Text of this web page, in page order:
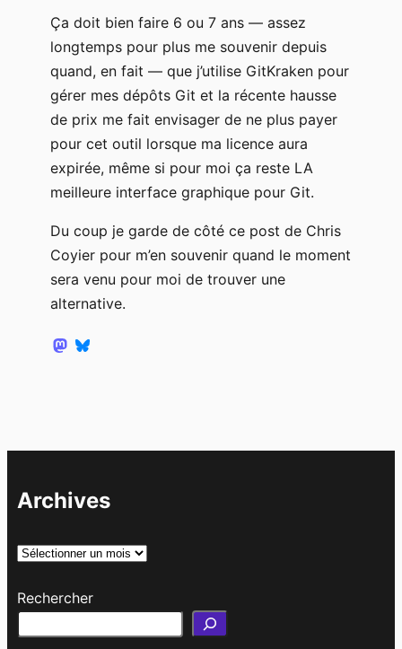
Ça doit bien faire 6 ou 7 ans — assez
longtemps pour plus me souvenir depuis
quand, en fait — que j’utilise GitKraken pour
gérer mes dépôts Git et la récente hausse
de prix me fait envisager de ne plus payer
pour cet outil lorsque ma licence aura
expirée, même si pour moi ça reste LA
meilleure interface graphique pour Git.
Du coup je garde de côté ce post de Chris
Coyier pour m’en souvenir quand le moment
sera venu pour moi de trouver une
alternative.
Archives
A
c
Rechercher